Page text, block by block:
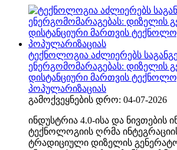
ტექნოლოგია აძლიერებს
ენერგომომარაგებას: დიზელის
დისტანციური მართვის
პოპულარიზაციას
გამოქვეყნების დრო: 04-07-2026
ინდუსტრია 4.0-ისა და ნივთების
ტექნოლოგიის ღრმა
ტრადიციული დიზელის